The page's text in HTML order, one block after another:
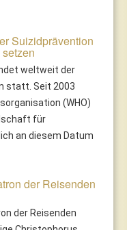
Suizidprävention
weltweit der
statt. Seit 2003
(WHO)
für
an diesem Datum
der Reisenden
der Reisenden